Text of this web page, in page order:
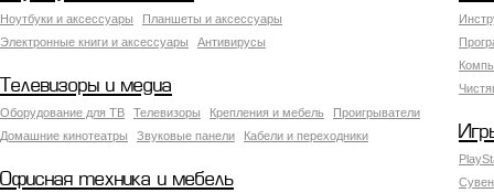
Ноутбуки и аксессуары
Планшеты и аксессуары
Электронные книги и аксессуары
Антивирусы
Телевизоры и медиа
Оборудование для ТВ Телевизоры Крепления и мебель
Проигрыватели
Домашние кинотеатры
Звуковые панели Кабели и переходники
Офисная техника и мебель